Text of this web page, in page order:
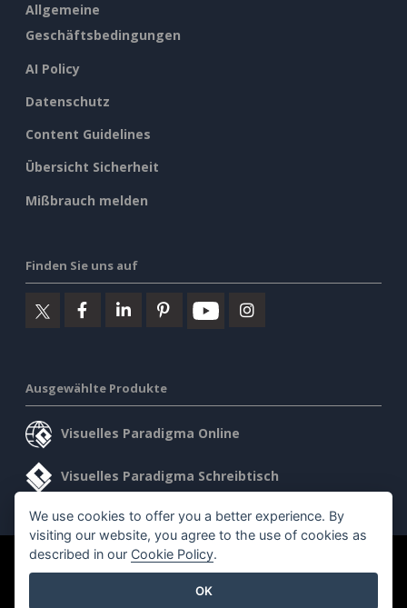
Allgemeine
Geschäftsbedingungen
AI Policy
Datenschutz
Content Guidelines
Übersicht Sicherheit
Mißbrauch melden
Finden Sie uns auf
Ausgewählte Produkte
Visuelles Paradigma Online
Visuelles Paradigma Schreibtisch
©2026 by Visual Paradigm. Alle Rechte vorbehalten.
We use cookies to offer you a better experience. By
visiting our website, you agree to the use of cookies as
described in our Cookie Policy.
OK